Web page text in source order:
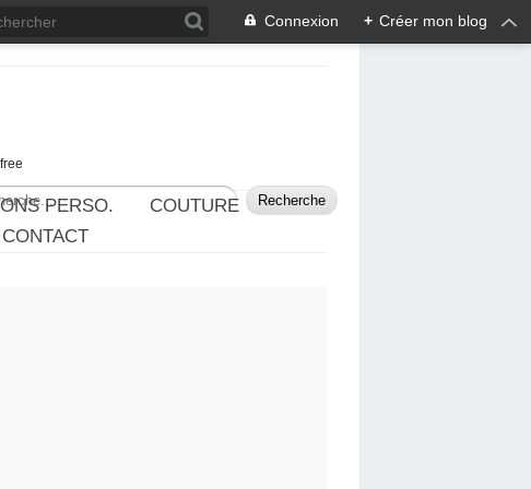
Connexion + Créer mon blog
PERSO.
COUTURE
CONTACT